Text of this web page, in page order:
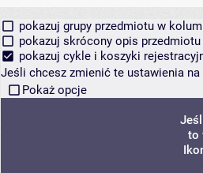
pokazuj grupy przedmiotu w
pokazuj skrócony opis
pokazuj cykle i koszyki
Jeśli chcesz zmienić te ustawienia
Pokaż opcje
to